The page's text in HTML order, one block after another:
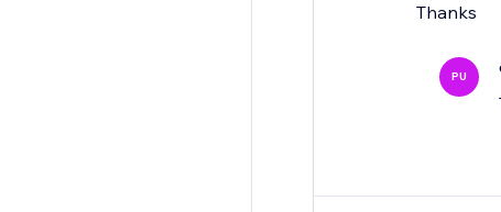
Thanks
PU